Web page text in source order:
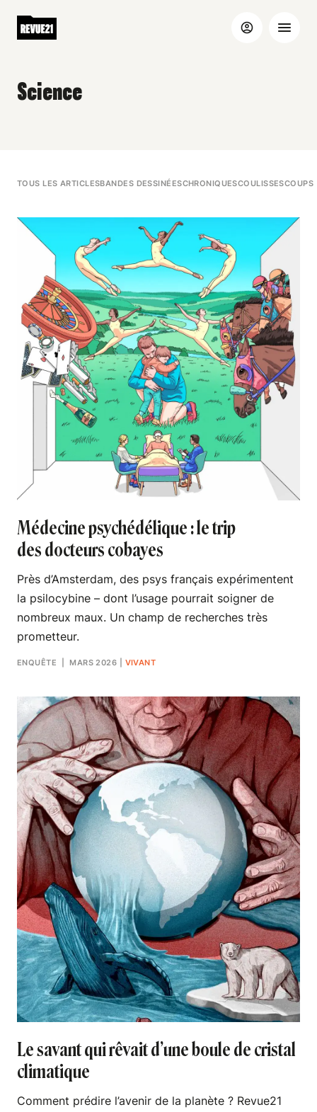
Science
TOUS LES ARTICLESBANDES DESSINÉESCHRONIQUESCOULISSESCOUPS
Médecine psychédélique : le trip
des docteurs cobayes
Près d’Amsterdam, des psys français expérimentent
la psilocybine – dont l’usage pourrait soigner de
nombreux maux. Un champ de recherches très
prometteur.
ENQUÊTE | MARS 2026 VIVANT
Le savant qui rêvait d’une boule de cristal
climatique
Comment prédire l’avenir de la planète ? Revue21